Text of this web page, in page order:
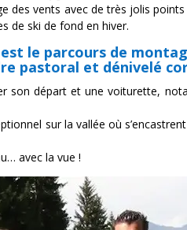
des vents avec de très jolis
de ski de fond en hiver.
le parcours de
pastoral et dénivelé
son départ et une voiturette,
sur la vallée où
avec la vue !